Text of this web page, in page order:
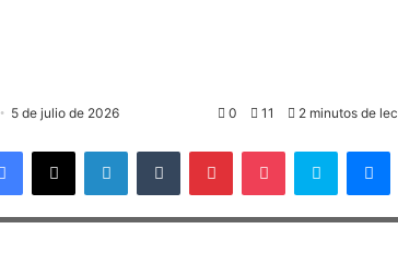
5 de julio de 2026 0 11 2 minutos de
Facebook
X LinkedInTumblr PinterestPocket Skype
allegados como un joven trabajador, respetuoso y de sólidos